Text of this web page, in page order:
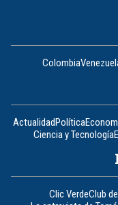
Colombia
ActualidadPolítica
Ciencia y Tecnología
Clic VerdeClub